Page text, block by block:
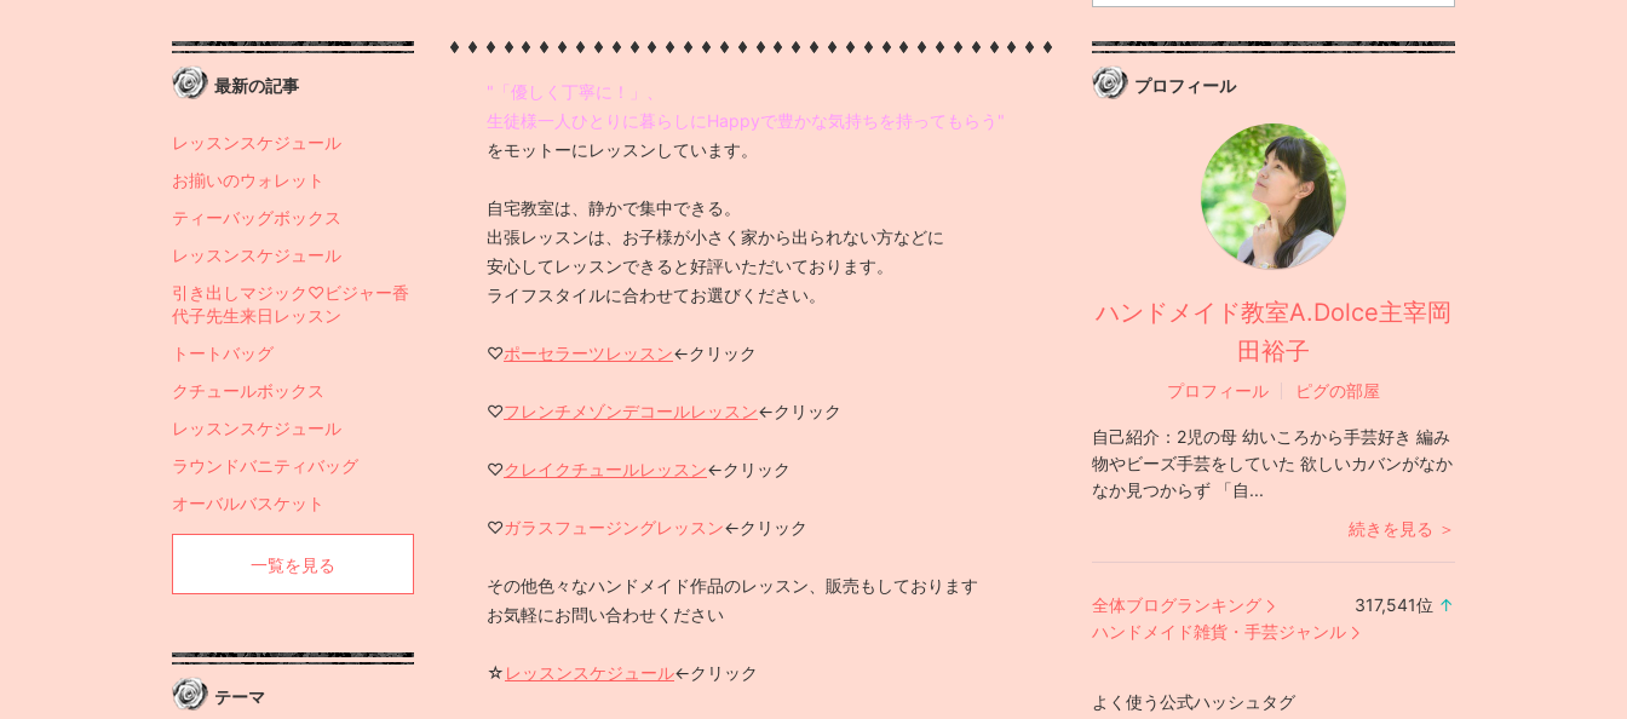
"「優しく丁寧に！」、
生徒様一人ひとりに暮らしにHappyで豊かな気持ちを持ってもらう"
をモットーにレッスンしています。
自宅教室は、静かで集中できる。
出張レッスンは、お子様が小さく家から出られない方などに
安心してレッスンできると好評いただいております。
ライフスタイルに合わせてお選びください。
♡ポーセラーツレッスン←クリック
♡フレンチメゾンデコールレッスン←クリック
♡クレイクチュールレッスン←クリック
♡ガラスフュージングレッスン←クリック
その他色々なハンドメイド作品のレッスン、販売もしております
お気軽にお問い合わせください
☆ レッスンスケジュール←クリック
プロフィール
ハンドメイド教室A.Dolce主宰岡
田裕子
プロフィール ピグの部屋
自己紹介： 2児の母 幼いころから手芸好き 編み
物やビーズ手芸をしていた 欲しいカバンがなか
なか見つからず 「自...
続きを見る ＞
全体ブログランキング 317,541位 ↑
ハンドメイド雑貨・手芸ジャンル
よく使う公式ハッシュタグ
最新の記事
レッスンスケジュール
お揃いのウォレット
ティーバッグボックス
レッスンスケジュール
引き出しマジック♡ビジャー香
代子先生来日レッスン
トートバッグ
クチュールボックス
レッスンスケジュール
ラウンドバニティバッグ
オーバルバスケット
一覧を見る
テーマ